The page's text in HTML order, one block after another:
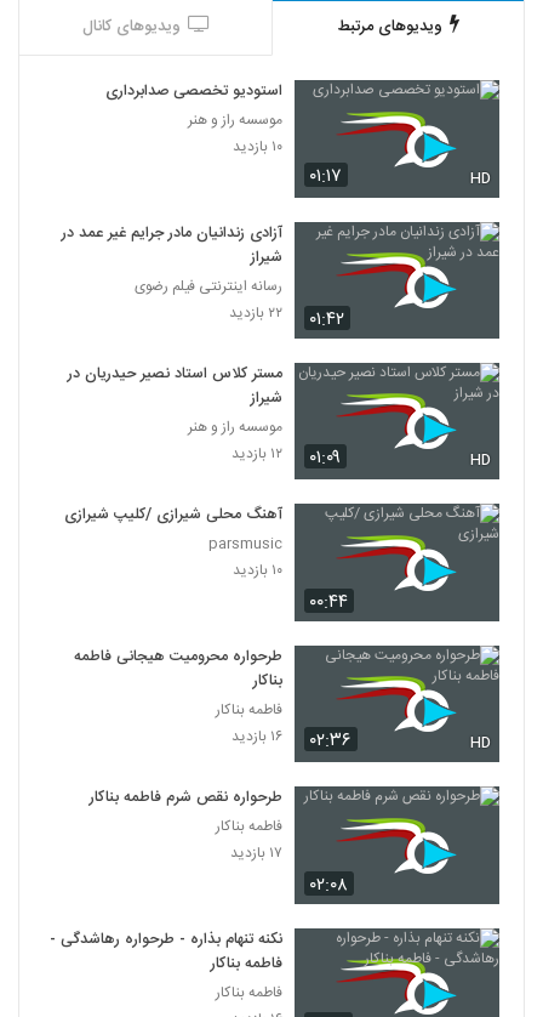
ویدیوهای مرتبط ویدیوهای کانال
۰۱:۱۷ HD
استودیو تخصصی صدابرداری
موسسه راز و هنر
۱۰ بازدید
۰۱:۴۲
آزادی زندانیان مادر جرایم غیر عمد در
شیراز
رسانه اینترنتی فیلم رضوی
۲۲ بازدید
۰۱:۰۹ HD
مستر کلاس استاد نصیر حیدریان در
شیراز
موسسه راز و هنر
۱۲ بازدید
۰۰:۴۴
آهنگ محلی شیرازی /کلیپ شیرازی
parsmusic
۱۰ بازدید
۰۲:۳۶ HD
طرحواره محرومیت هیجانی فاطمه
بناکار
فاطمه بناکار
۱۶ بازدید
۰۲:۰۸
طرحواره نقص شرم فاطمه بناکار
فاطمه بناکار
۱۷ بازدید
نکنه تنهام بذاره - طرحواره رهاشدگی -
فاطمه بناکار
فاطمه بناکار